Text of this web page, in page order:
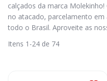
calçados da marca
no atacado, parcelamento
todo o Brasil. Aproveite as
Itens 1 -24 de 74